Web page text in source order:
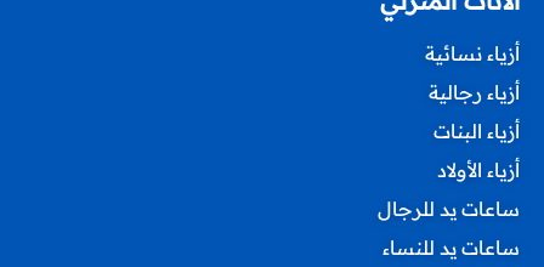
أزياء نسائية
أزياء رجالية
أزياء البنات
أزياء الأولاد
ساعات يد للرجال
ساعات يد للنساء